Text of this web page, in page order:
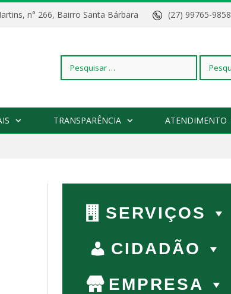
n° 266, Bairro Santa Bárbara (27) 99765-9858
Pesquisar
TRANSPARÊNCIA ATENDIMENTO
SERVIÇOS
CIDADÃO
EMPRESA